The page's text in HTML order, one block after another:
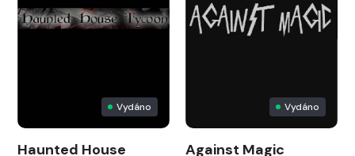
Vydáno
Haunted House
Vydáno
Against Magic